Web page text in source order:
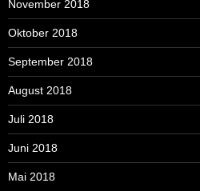
November 2018
Oktober 2018
September 2018
August 2018
Juli 2018
Juni 2018
Mai 2018